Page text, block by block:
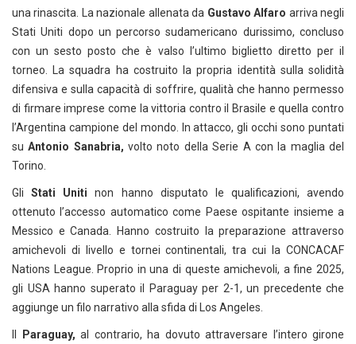
una rinascita. La nazionale allenata da Gustavo Alfaro arriva negli
Stati Uniti dopo un percorso sudamericano durissimo, concluso
con un sesto posto che è valso l’ultimo biglietto diretto per il
torneo. La squadra ha costruito la propria identità sulla solidità
difensiva e sulla capacità di soffrire, qualità che hanno permesso
di firmare imprese come la vittoria contro il Brasile e quella contro
l’Argentina campione del mondo. In attacco, gli occhi sono puntati
suAntonio Sanabria, volto noto della Serie A con la maglia del
Torino.
GliStati Uniti non hanno disputato le qualificazioni, avendo
ottenuto l’accesso automatico come Paese ospitante insieme a
Messico e Canada. Hanno costruito la preparazione attraverso
amichevoli di livello e tornei continentali, tra cui la CONCACAF
Nations League. Proprio in una di queste amichevoli, a fine 2025,
gli USA hanno superato il Paraguay per 2-1, un precedente che
aggiunge un filo narrativo alla sfida di Los Angeles.
Paraguay, al contrario, ha dovuto attraversare l’intero girone